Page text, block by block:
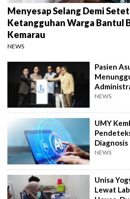
Menyesap Selang Demi
Ketangguhan Warga Bantul
Kemarau
NEWS
Pasien
NEWS
UMY
Otak
NEWS
Unisa
Lewat